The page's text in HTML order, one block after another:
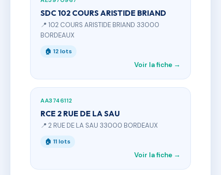
SDC 102 COURS ARISTIDE BRIAND
📍 102 COURS ARISTIDE BRIAND 33000
BORDEAUX
🏠 12 lots
Voir la fiche →
AA3746112
RCE 2 RUE DE LA SAU
📍 2 RUE DE LA SAU 33000 BORDEAUX
🏠 11 lots
Voir la fiche →